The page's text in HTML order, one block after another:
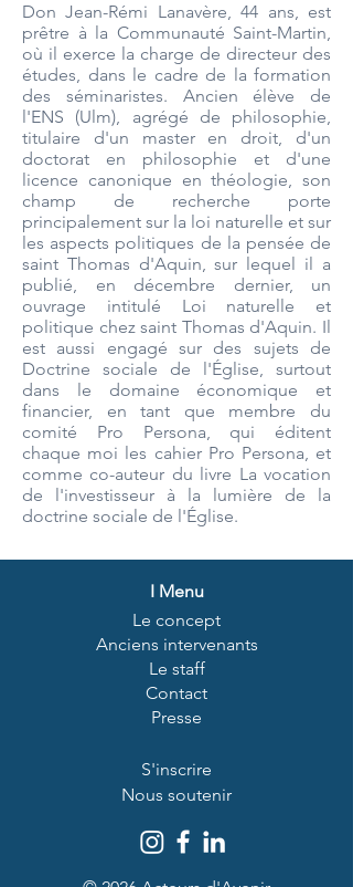
Don Jean-Rémi Lanavère, 44 ans, est
prêtre à la Communauté Saint-Martin,
où il exerce la charge de directeur des
études, dans le cadre de la formation
des séminaristes. Ancien élève de
l'ENS (Ulm), agrégé de philosophie,
titulaire d'un master en droit, d'un
doctorat en philosophie et d'une
licence canonique en théologie, son
champ de recherche porte
principalement sur la loi naturelle et sur
les aspects politiques de la pensée de
saint Thomas d'Aquin, sur lequel il a
publié, en décembre dernier, un
ouvrage intitulé Loi naturelle et
politique chez saint Thomas d'Aquin. Il
est aussi engagé sur des sujets de
Doctrine sociale de l'Église, surtout
dans le domaine économique et
financier, en tant que membre du
comité Pro Persona, qui éditent
chaque moi les cahier Pro Persona, et
comme co-auteur du livre La vocation
de l'investisseur à la lumière de la
doctrine sociale de l'Église.
I Menu
Le concept
Anciens intervenants
Le staff
Contact
Presse
S'inscrire
Nous soutenir